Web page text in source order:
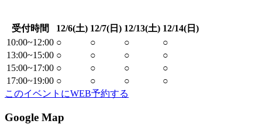
受付時間 12/6(土) 12/7(日) 12/13(土) 12/14(日)
10:00~12:00 ○ ○ ○
○
13:00~15:00 ○ ○ ○
○
15:00~17:00 ○ ○ ○
○
17:00~19:00 ○ ○ ○
○
このイベントにWEB予約する
Google Map